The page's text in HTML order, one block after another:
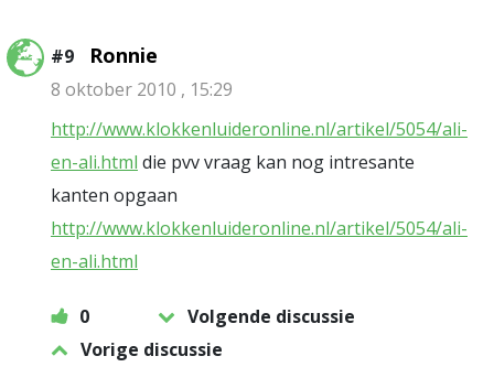
#9 Ronnie
8 oktober 2010 , 15:29
http://www.klokkenluideronline.nl/artikel/5054/ali-
en-ali.html die pvv vraag kan nog intresante
kanten opgaan
http://www.klokkenluideronline.nl/artikel/5054/ali-
en-ali.html
0
Volgende discussie
Vorige discussie